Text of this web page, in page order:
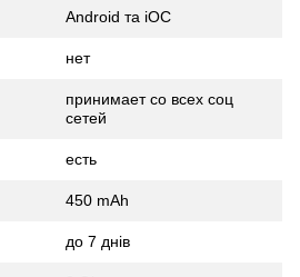
Android та iOC
нет
принимает со всех соц
сетей
есть
450 mAh
до 7 днів